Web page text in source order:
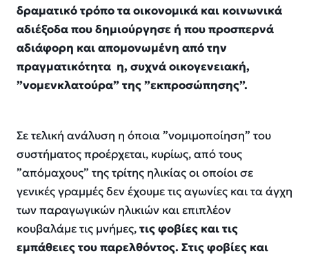
δραματικό τρόπο τα οικονομικά και κοινωνικά
αδιέξοδα που δημιούργησε ή που προσπερνά
αδιάφορη και απομονωμένη από την
πραγματικότητα η, συχνά οικογενειακή,
”νομενκλατούρα” της ”εκπροσώπησης”.
Σε τελική ανάλυση η όποια ”νομιμοποίηση” του
συστήματος προέρχεται, κυρίως, από τους
”απόμαχους” της τρίτης ηλικίας οι οποίοι σε
γενικές γραμμές δεν έχουμε τις αγωνίες και τα άγχη
των παραγωγικών ηλικιών και επιπλέον
κουβαλάμε τις μνήμες,τις φοβίες και τις
εμπάθειες του παρελθόντος. Στις φοβίες και